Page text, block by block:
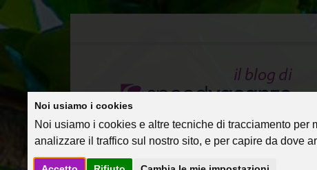
Noi usiamo i cookies
Noi usiamo i cookies e altre tecniche di tracciamento
analizzare il traffico sul nostro sito, e per capire da dove